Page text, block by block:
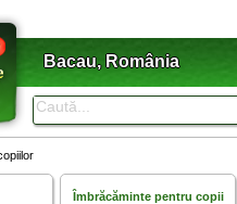
Bacau, România
Îmbrăcăminte pentru copii